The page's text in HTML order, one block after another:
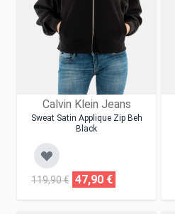
Calvin Klein Jeans
Sweat Satin Applique Zip Beh
Black
119,90 € 47,90 €